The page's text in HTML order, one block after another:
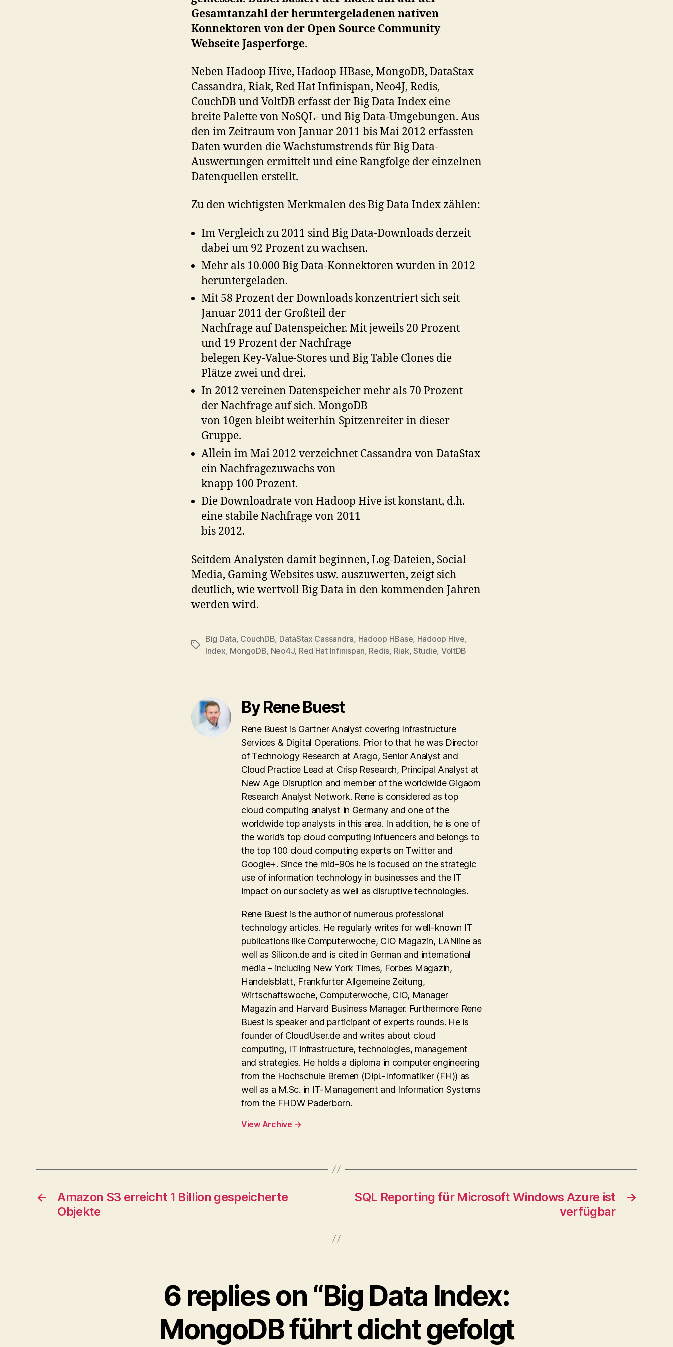
Gesamtanzahl der heruntergeladenen nativen
Konnektoren von der Open Source Community
Webseite Jasperforge.
Neben Hadoop Hive, Hadoop HBase, MongoDB, DataStax
Cassandra, Riak, Red Hat Infinispan, Neo4J, Redis,
CouchDB und VoltDB erfasst der Big Data Index eine
breite Palette von NoSQL- und Big Data-Umgebungen. Aus
den im Zeitraum von Januar 2011 bis Mai 2012 erfassten
Daten wurden die Wachstumstrends für Big Data-
Auswertungen ermittelt und eine Rangfolge der einzelnen
Datenquellen erstellt.
Zu den wichtigsten Merkmalen des Big Data Index zählen:
Im Vergleich zu 2011 sind Big Data-Downloads derzeit
dabei um 92 Prozent zu wachsen.
Mehr als 10.000 Big Data-Konnektoren wurden in 2012
heruntergeladen.
Mit 58 Prozent der Downloads konzentriert sich seit
Januar 2011 der Großteil der
Nachfrage auf Datenspeicher. Mit jeweils 20 Prozent
und 19 Prozent der Nachfrage
belegen Key-Value-Stores und Big Table Clones die
Plätze zwei und drei.
In 2012 vereinen Datenspeicher mehr als 70 Prozent
der Nachfrage auf sich. MongoDB
von 10gen bleibt weiterhin Spitzenreiter in dieser
Gruppe.
Allein im Mai 2012 verzeichnet Cassandra von DataStax
ein Nachfragezuwachs von
knapp 100 Prozent.
Die Downloadrate von Hadoop Hive ist konstant, d.h.
eine stabile Nachfrage von 2011
bis 2012.
Seitdem Analysten damit beginnen, Log-Dateien, Social
Media, Gaming Websites usw. auszuwerten, zeigt sich
deutlich, wie wertvoll Big Data in den kommenden Jahren
werden wird.
Tags
Big Data, CouchDB, DataStax Cassandra, Hadoop HBase, Hadoop Hive,
Index, MongoDB, Neo4J, Red Hat Infinispan, Redis, Riak, Studie, VoltDB
By Rene Buest
Rene Buest is Gartner Analyst covering Infrastructure
Services & Digital Operations. Prior to that he was Director
of Technology Research at Arago, Senior Analyst and
Cloud Practice Lead at Crisp Research, Principal Analyst at
New Age Disruption and member of the worldwide Gigaom
Research Analyst Network. Rene is considered as top
cloud computing analyst in Germany and one of the
worldwide top analysts in this area. In addition, he is one of
the world’s top cloud computing influencers and belongs to
the top 100 cloud computing experts on Twitter and
Google+. Since the mid-90s he is focused on the strategic
use of information technology in businesses and the IT
impact on our society as well as disruptive technologies.
Rene Buest is the author of numerous professional
technology articles. He regularly writes for well-known IT
publications like Computerwoche, CIO Magazin, LANline as
well as Silicon.de and is cited in German and international
media – including New York Times, Forbes Magazin,
Handelsblatt, Frankfurter Allgemeine Zeitung,
Wirtschaftswoche, Computerwoche, CIO, Manager
Magazin and Harvard Business Manager. Furthermore Rene
Buest is speaker and participant of experts rounds. He is
founder of CloudUser.de and writes about cloud
computing, IT infrastructure, technologies, management
and strategies. He holds a diploma in computer engineering
from the Hochschule Bremen (Dipl.-Informatiker (FH)) as
well as a M.Sc. in IT-Management and Information Systems
from the FHDW Paderborn.
View Archive →
←
Amazon S3 erreicht 1 Billion gespeicherte
Objekte
→
SQL Reporting für Microsoft Windows Azure ist
verfügbar
6 replies on “Big Data Index:
MongoDB führt dicht gefolgt